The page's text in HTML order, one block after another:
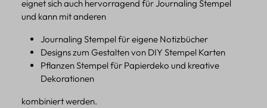
eignet sich auch hervorragend für Journaling Stempel
und kann mit anderen
Journaling Stempel für eigene Notizbücher
Designs zum Gestalten von DIY Stempel Karten
Pflanzen Stempel für Papierdeko und kreative
Dekorationen
kombiniert werden.